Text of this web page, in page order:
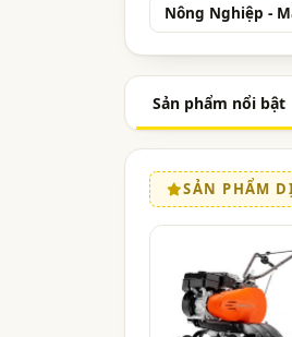
Nông Nghiệp -
Sản phẩm nổi bật
SẢN PHẨM